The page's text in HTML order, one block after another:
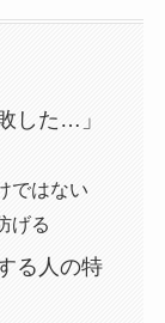
した…」
ではない
げる
る人の特